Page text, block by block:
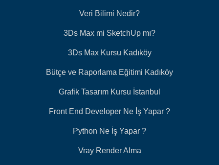
Veri Bilimi Nedir?
3Ds Max mi SketchUp mı?
3Ds Max Kursu Kadıköy
Bütçe ve Raporlama Eğitimi Kadıköy
Grafik Tasarım Kursu İstanbul
Front End Developer Ne İş Yapar ?
Python Ne İş Yapar ?
Vray Render Alma